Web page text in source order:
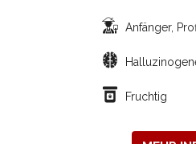
Anfänger,
Fruchtig